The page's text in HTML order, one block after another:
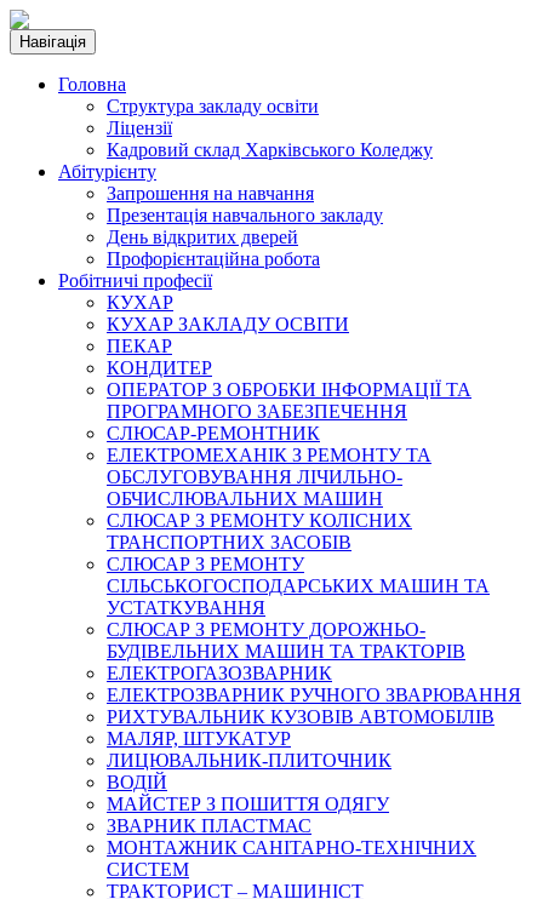
Навігація
Головна
Структура закладу освіти
Ліцензії
Кадровий склад Харківського Коледжу
Абітурієнту
Запрошення на навчання
Презентація навчального закладу
День відкритих дверей
Профорієнтаційна робота
Робітничі професії
КУХАР
КУХАР ЗАКЛАДУ ОСВІТИ
ПЕКАР
КОНДИТЕР
ОПЕРАТОР З ОБРОБКИ ІНФОРМАЦІЇ ТА
ПРОГРАМНОГО ЗАБЕЗПЕЧЕННЯ
СЛЮСАР-РЕМОНТНИК
ЕЛЕКТРОМЕХАНІК З РЕМОНТУ ТА
ОБСЛУГОВУВАННЯ ЛІЧИЛЬНО-
ОБЧИСЛЮВАЛЬНИХ МАШИН
СЛЮСАР З РЕМОНТУ КОЛІСНИХ
ТРАНСПОРТНИХ ЗАСОБІВ
СЛЮСАР З РЕМОНТУ
СІЛЬСЬКОГОСПОДАРСЬКИХ МАШИН ТА
УСТАТКУВАННЯ
СЛЮСАР З РЕМОНТУ ДОРОЖНЬО-
БУДІВЕЛЬНИХ МАШИН ТА ТРАКТОРІВ
ЕЛЕКТРОГАЗОЗВАРНИК
ЕЛЕКТРОЗВАРНИК РУЧНОГО ЗВАРЮВАННЯ
РИХТУВАЛЬНИК КУЗОВІВ АВТОМОБІЛІВ
МАЛЯР, ШТУКАТУР
ЛИЦЮВАЛЬНИК-ПЛИТОЧНИК
ВОДІЙ
МАЙСТЕР З ПОШИТТЯ ОДЯГУ
ЗВАРНИК ПЛАСТМАС
МОНТАЖНИК САНІТАРНО-ТЕХНІЧНИХ
СИСТЕМ
ТРАКТОРИСТ – МАШИНІСТ